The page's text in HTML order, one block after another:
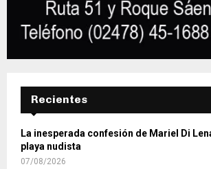
Recientes
La inesperada confesión de Mariel Di
playa nudista
07/08/2026